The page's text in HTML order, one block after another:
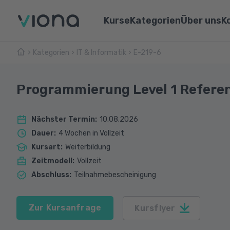
Kurse
Umschulungen
Alle Kurse
Kategorien
Pflege & Medizin
Über uns
Kategorien IT & Informatik E-219-6
Programmierung Level 1
Nächster Termin: 10.08.2026
Dauer: 4 Wochen in Vollzeit
Kursart: Weiterbildung
Zeitmodell : Vollzeit
Abschluss: Teilnahmebescheinigung
Zur Kursanfrage Kursflyer